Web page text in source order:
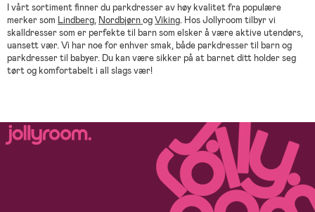
I vårt sortiment finner du parkdresser av høy kvalitet fra populære
merker som Lindberg, NordbjørnogViking. Hos Jollyroom tilbyr vi
skalldresser som er perfekte til barn som elsker å være aktive utendørs,
uansett vær. Vi har noe for enhver smak, både parkdresser til barn og
parkdresser til babyer. Du kan være sikker på at barnet ditt holder seg
tørt og komfortabelt i all slags vær!